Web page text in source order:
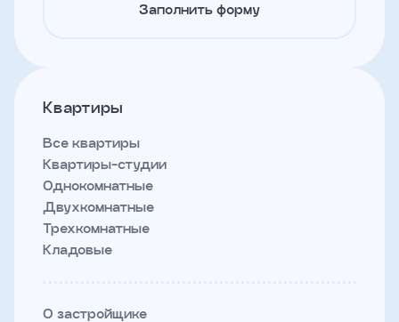
Заполнить форму
Квартиры
Все квартиры
Квартиры-студии
Однокомнатные
Двухкомнатные
Трехкомнатные
Кладовые
О застройщике